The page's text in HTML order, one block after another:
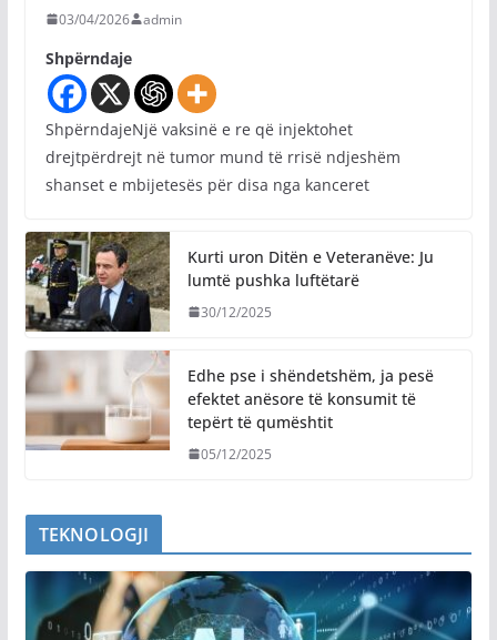
03/04/2026 admin
Shpërndaje
ShpërndajeNjë vaksinë e re që injektohet
drejtpërdrejt në tumor mund të rrisë ndjeshëm
shanset e mbijetesës për disa nga kanceret
Kurti uron Ditën e Veteranëve: Ju
lumtë pushka luftëtarë
30/12/2025
Edhe pse i shëndetshëm, ja pesë
efektet anësore të konsumit të
tepërt të qumështit
05/12/2025
TEKNOLOGJI